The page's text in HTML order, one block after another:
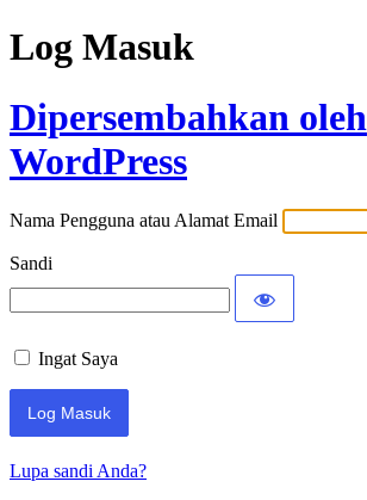
Log Masuk
Dipersembahkan oleh
WordPress
Nama Pengguna atau Alamat Email
Sandi
Ingat Saya
Lupa sandi Anda?